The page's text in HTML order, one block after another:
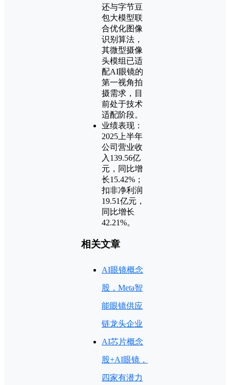
还与字节豆
包大模型联
合优化图像
识别算法，
其微型摄像
头模组已适
配AI眼镜的
第一视角拍
摄需求，目
前处于技术
适配阶段。
业绩表现：
2025上半年
公司营业收
入139.56亿
元，同比增
长15.42%；
扣非净利润
19.51亿元，
同比增长
42.21%‌。
相关文章
AI眼镜概念
股，Meta智
能眼镜供应
链龙头企业
AI芯片概念
股+AI眼镜，
四家有潜力